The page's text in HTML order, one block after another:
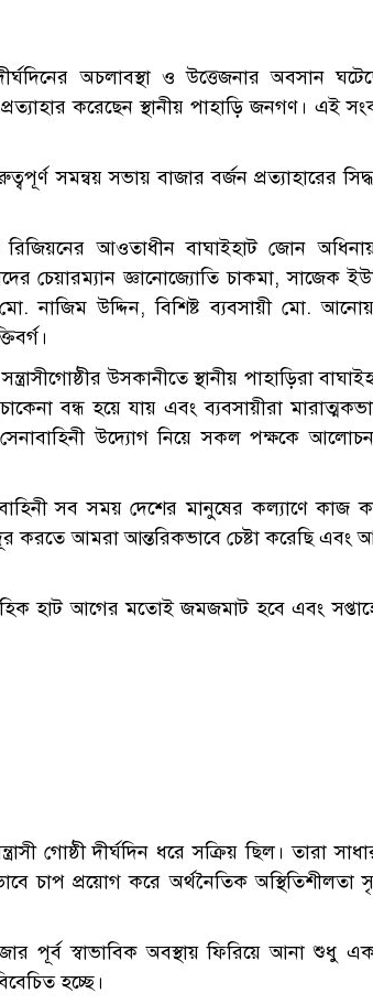
অচলাবস্থা ও উত্তেজনার অবসান
করেছেন স্থানীয় পাহাড়ি জনগণ। এই
সমন্বয় সভায় বাজার বর্জন প্রত্যাহারের
আওতাধীন বাঘাইহাট জোন
চেয়ারম্যান জ্ঞানোজ্যোতি চাকমা, সাজেক
নাজিম উদ্দিন, বিশিষ্ট ব্যবসায়ী মো.
উসকানীতে স্থানীয় পাহাড়িরা
বন্ধ হয়ে যায় এবং ব্যবসায়ীরা
উদ্যোগ নিয়ে সকল পক্ষকে
সব সময় দেশের মানুষের কল্যাণে কাজ
করতে আমরা আন্তরিকভাবে চেষ্টা করেছি এবং
হাট আগের মতোই জমজমাট হবে এবং
গোষ্ঠী দীর্ঘদিন ধরে সক্রিয় ছিল। তারা
চাপ প্রয়োগ করে অর্থনৈতিক অস্থিতিশীলতা
পূর্ব স্বাভাবিক অবস্থায় ফিরিয়ে আনা শুধু
হচ্ছে।